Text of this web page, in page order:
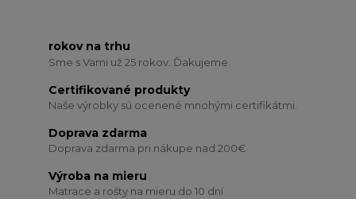
rokov na trhu
Sme s Vami už 25 rokov. Ďakujeme.
Certifikované produkty
Naše výrobky sú ocenené mnohými certifikátmi.
Doprava zdarma
Doprava zdarma pri nákupe nad 200€
Výroba na mieru
Matrace a rošty na mieru do 10 dní